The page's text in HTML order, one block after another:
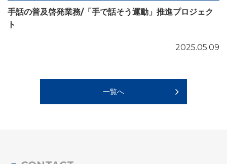
手話の普及啓発業務/「手で話そう運動」推進プロジェク
ト
2025.05.09
一覧へ